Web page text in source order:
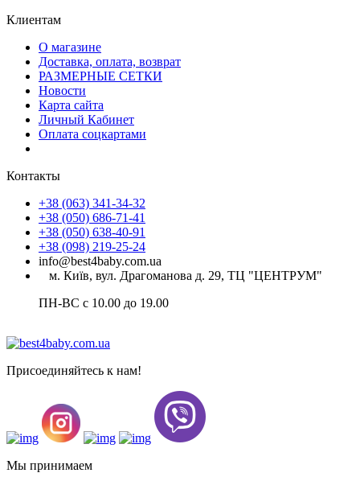
Клиентам
О магазине
Доставка, оплата, возврат
РАЗМЕРНЫЕ СЕТКИ
Новости
Карта сайта
Личный Кабинет
Оплата соцкартами
Контакты
+38 (063) 341-34-32
+38 (050) 686-71-41
+38 (050) 638-40-91
+38 (098) 219-25-24
info@best4baby.com.ua
м. Київ, вул. Драгоманова д. 29, ТЦ "ЦЕНТРУМ"
ПН-ВС с 10.00 до 19.00
Присоединяйтесь к нам!
Мы принимаем